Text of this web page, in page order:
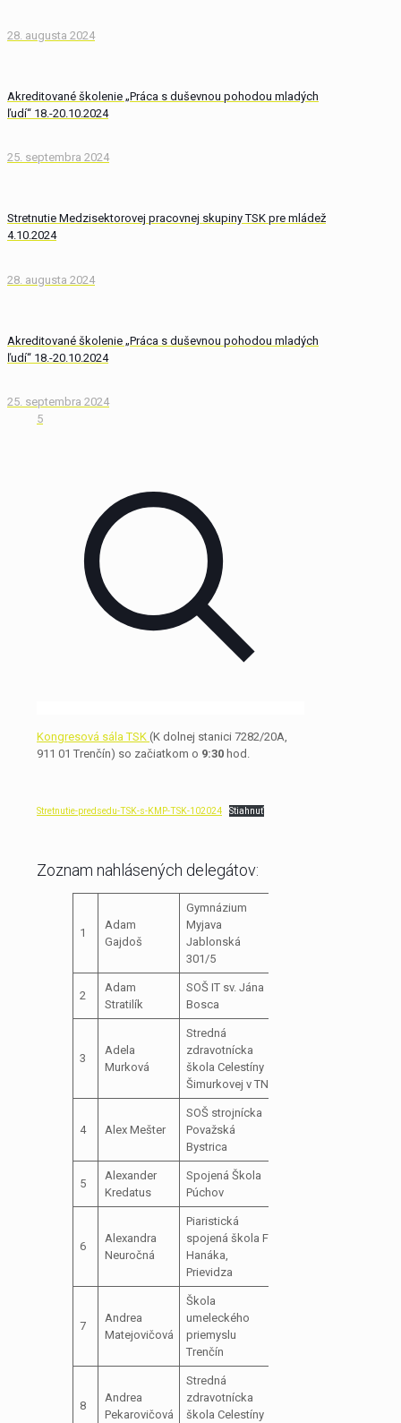
28. augusta 2024
Akreditované školenie „Práca s duševnou pohodou mladých
ľudí“ 18.-20.10.2024
25. septembra 2024
Stretnutie Medzisektorovej pracovnej skupiny TSK pre mládež
4.10.2024
28. augusta 2024
Akreditované školenie „Práca s duševnou pohodou mladých
ľudí“ 18.-20.10.2024
25. septembra 2024
5
Kongresová sála TSK (K dolnej stanici 7282/20A,
911 01 Trenčín) so začiatkom o 9:30 hod.
Stretnutie-predsedu-TSK-s-KMP-TSK-102024 Stiahnuť
Zoznam nahlásených delegátov:
1
Adam
Gajdoš
Gymnázium
Myjava
Jablonská
301/5
2
Adam
Stratilík
SOŠ IT sv. Jána
Bosca
3
Adela
Murková
Stredná
zdravotnícka
škola Celestíny
Šimurkovej v TN
4 Alex Mešter
SOŠ strojnícka
Považská
Bystrica
5
Alexander
Kredatus
Spojená Škola
Púchov
6
Alexandra
Neuročná
Piaristická
spojená škola F.
Hanáka,
Prievidza
7
Andrea
Matejovičová
Škola
umeleckého
priemyslu
Trenčín
8
Andrea
Pekarovičová
Stredná
zdravotnícka
škola Celestíny